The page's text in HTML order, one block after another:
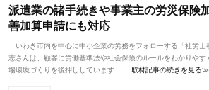
派遣業の諸手続きや事業主の労災保険
善加算申請にも対応
いわき市内を中心に中小企業の労務をフォローする「社労士
志さんは、顧客に労働基準法や社会保険のルールをわかりや
場環境づくりを後押ししています...
取材記事の続きを見る≫